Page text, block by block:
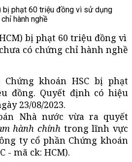
bị phạt 60 triệu đồng vì sử dụng
hành nghề
bị phạt 60 triệu đồng vì
có chứng chỉ hành nghề
khoán HSC bị phạt
đồng. Quyết định có hiệu
23/08/2023.
Nhà nước vừa ra quyết
hành chính trong lĩnh vực
ty cổ phần Chứng khoán
- mã ck: HCM).